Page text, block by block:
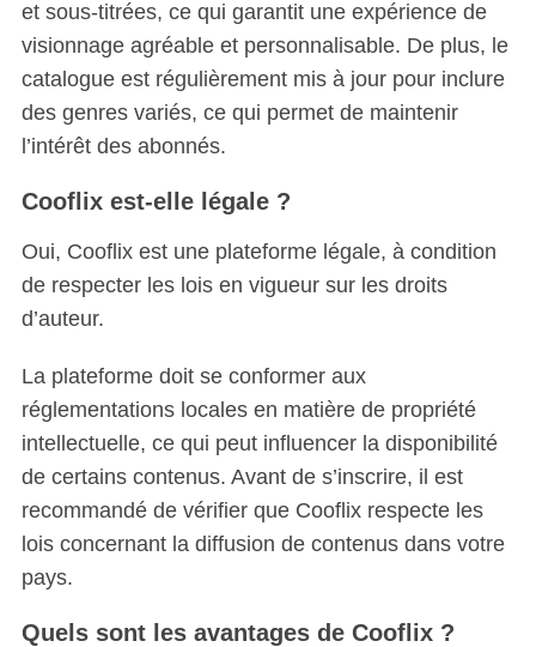
et sous-titrées, ce qui garantit une expérience de
visionnage agréable et personnalisable. De plus, le
catalogue est régulièrement mis à jour pour inclure
des genres variés, ce qui permet de maintenir
l’intérêt des abonnés.
Cooflix est-elle légale ?
Oui, Cooflix est une plateforme légale, à condition
de respecter les lois en vigueur sur les droits
d’auteur.
La plateforme doit se conformer aux
réglementations locales en matière de propriété
intellectuelle, ce qui peut influencer la disponibilité
de certains contenus. Avant de s’inscrire, il est
recommandé de vérifier que Cooflix respecte les
lois concernant la diffusion de contenus dans votre
pays.
Quels sont les avantages de Cooflix ?